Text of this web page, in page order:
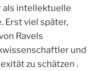
als intellektuelle
Erst viel später,
Ravels
und
zu schätzen .